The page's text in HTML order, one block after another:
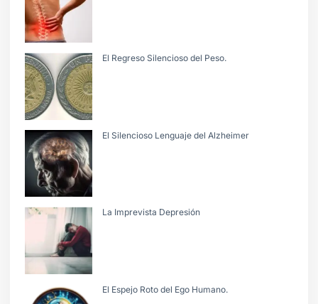
El Regreso Silencioso del Peso.
El Silencioso Lenguaje del Alzheimer
La Imprevista Depresión
El Espejo Roto del Ego Humano.